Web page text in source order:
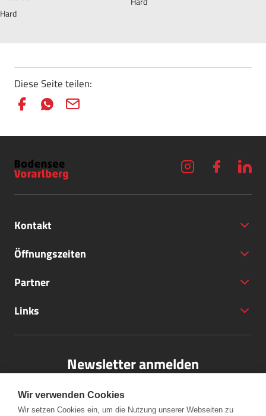
Hard
Diese Seite teilen:
Kontakt
+43 (5572) 40797
Öffnungszeiten
Partner
Links
Newsletter anmelden
Bitte melden Sie sich für unseren Newsletter an.
Wir verwenden Cookies
Wir setzen Cookies ein, um die Nutzung unserer Webseiten zu